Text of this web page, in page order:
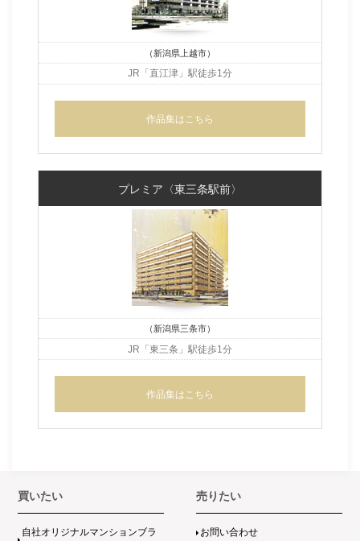
（新潟県上越市）
JR「直江津」駅徒歩1分
作品集はこちら
プレミア〈東三条駅前〉
（新潟県三条市）
JR「東三条」駅徒歩1分
作品集はこちら
買いたい
自社オリジナルマンションブラ
売りたい
お問い合わせ